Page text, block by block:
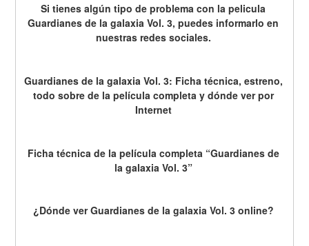
Si tienes algún tipo de problema con la pelicula
Guardianes de la galaxia Vol. 3, puedes informarlo en
nuestras redes sociales.
Guardianes de la galaxia Vol. 3: Ficha técnica, estreno,
todo sobre de la película completa y dónde ver por
Internet
Ficha técnica de la película completa “Guardianes de
la galaxia Vol. 3”
¿Dónde ver Guardianes de la galaxia Vol. 3 online?